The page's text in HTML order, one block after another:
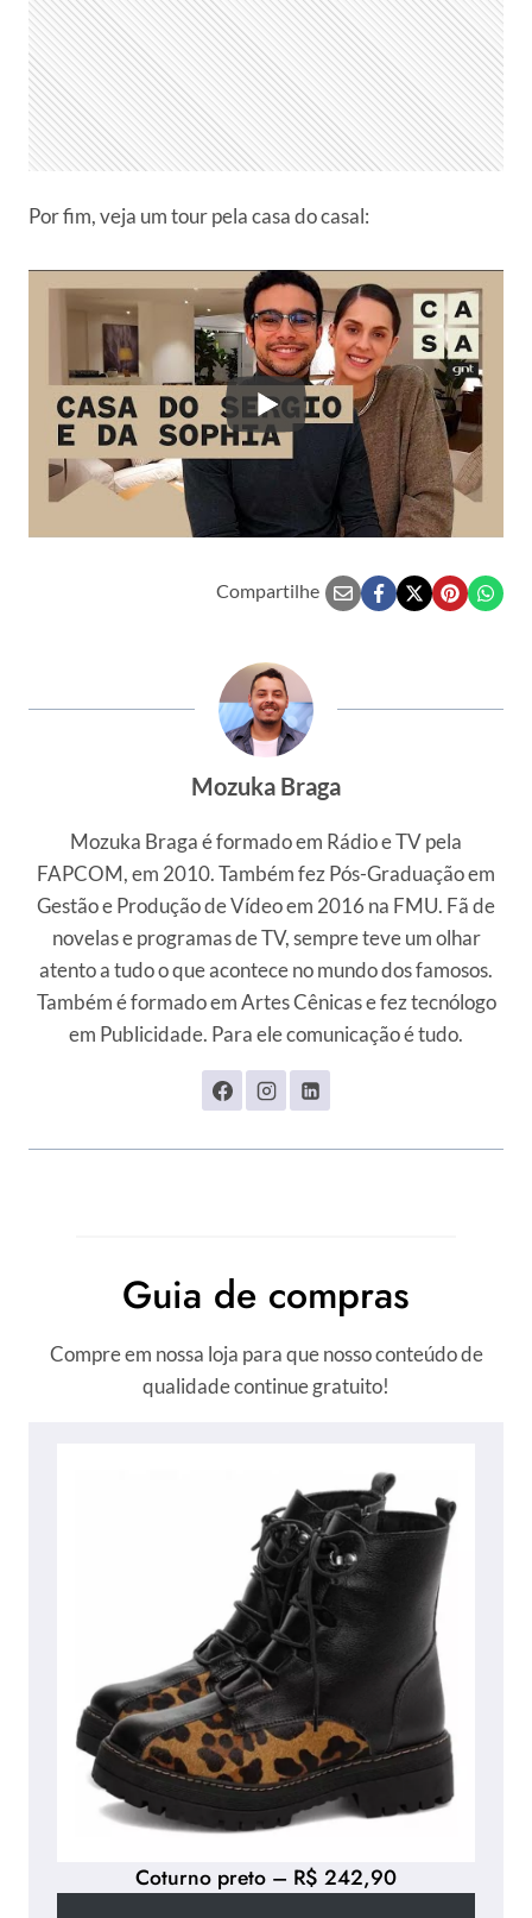
Por fim, veja um tour pela casa do casal:
Compartilhe
Mozuka Braga
Mozuka Braga é formado em Rádio e TV pela
FAPCOM, em 2010. Também fez Pós-Graduação em
Gestão e Produção de Vídeo em 2016 na FMU. Fã de
novelas e programas de TV, sempre teve um olhar
atento a tudo o que acontece no mundo dos famosos.
Também é formado em Artes Cênicas e fez tecnólogo
em Publicidade. Para ele comunicação é tudo.
Guia de compras
Compre em nossa loja para que nosso conteúdo de
qualidade continue gratuito!
Coturno preto – R$ 242,90